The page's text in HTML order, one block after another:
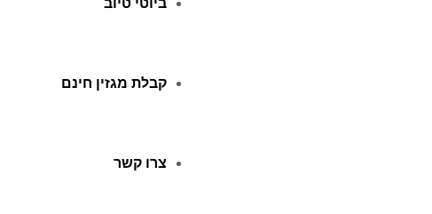
ביוטי טיוב
קבלת מגזין חינם
צרו קשר